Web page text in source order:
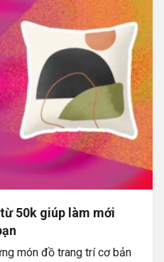
50k giúp làm mới
món đồ trang trí cơ bản